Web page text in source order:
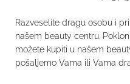
Razveselite dragu osobu i
našem beauty centru.
možete kupiti u našem
pošaljemo Vama ili Vama